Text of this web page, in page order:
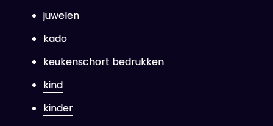
juwelen
kado
keukenschort bedrukken
kind
kinder